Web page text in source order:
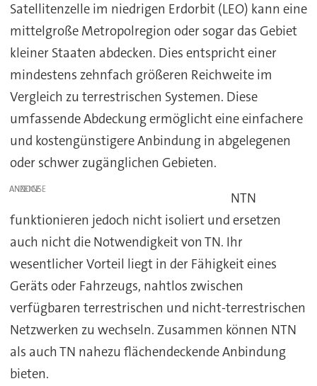
Satellitenzelle im niedrigen Erdorbit (LEO) kann eine
mittelgroße Metropolregion oder sogar das Gebiet
kleiner Staaten abdecken. Dies entspricht einer
mindestens zehnfach größeren Reichweite im
Vergleich zu terrestrischen Systemen. Diese
umfassende Abdeckung ermöglicht eine einfachere
und kostengünstigere Anbindung in abgelegenen
oder schwer zugänglichen Gebieten.
ANZEIGE
NTN
funktionieren jedoch nicht isoliert und ersetzen
auch nicht die Notwendigkeit von TN. Ihr
wesentlicher Vorteil liegt in der Fähigkeit eines
Geräts oder Fahrzeugs, nahtlos zwischen
verfügbaren terrestrischen und nicht-terrestrischen
Netzwerken zu wechseln. Zusammen können NTN
als auch TN nahezu flächendeckende Anbindung
bieten.